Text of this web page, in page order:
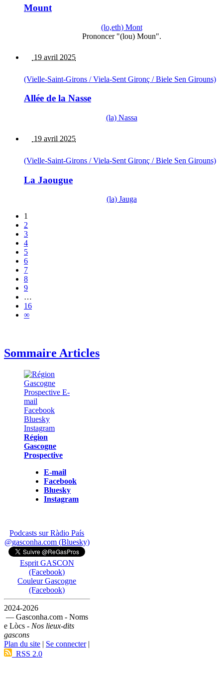
Mount
(lo,eth) Mont
Prononcer "(lou) Moun".
19 avril 2025
(Vielle-Saint-Girons / Viela-Sent Gironç / Biele Sen Girouns)
Allée de la Nasse
(la) Nassa
19 avril 2025
(Vielle-Saint-Girons / Viela-Sent Gironç / Biele Sen Girouns)
La Jaougue
(la) Jauga
1
2
3
4
5
6
7
8
9
…
16
∞
Sommaire Articles
Région
Gascogne
Prospective
E-mail
Facebook
Bluesky
Instagram
Podcasts sur Ràdio País
@gasconha.com (Bluesky)
Esprit GASCON
(Facebook)
Couleur Gascogne
(Facebook)
2024-2026
— Gasconha.com - Noms
e Lòcs - Nos lieux-dits
gascons
Plan du site | Se connecter|
RSS 2.0